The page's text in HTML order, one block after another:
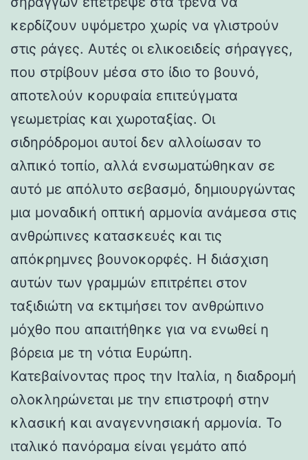
κερδίζουν υψόμετρο χωρίς να γλιστρούν
στις ράγες. Αυτές οι ελικοειδείς σήραγγες,
που στρίβουν μέσα στο ίδιο το βουνό,
αποτελούν κορυφαία επιτεύγματα
γεωμετρίας και χωροταξίας. Οι
σιδηρόδρομοι αυτοί δεν αλλοίωσαν το
αλπικό τοπίο, αλλά ενσωματώθηκαν σε
αυτό με απόλυτο σεβασμό, δημιουργώντας
μια μοναδική οπτική αρμονία ανάμεσα στις
ανθρώπινες κατασκευές και τις
απόκρημνες βουνοκορφές. Η διάσχιση
αυτών των γραμμών επιτρέπει στον
ταξιδιώτη να εκτιμήσει τον ανθρώπινο
μόχθο που απαιτήθηκε για να ενωθεί η
βόρεια με τη νότια Ευρώπη.
Κατεβαίνοντας προς την Ιταλία, η διαδρομή
ολοκληρώνεται με την επιστροφή στην
κλασική και αναγεννησιακή αρμονία. Το
ιταλικό πανόραμα είναι γεμάτο από